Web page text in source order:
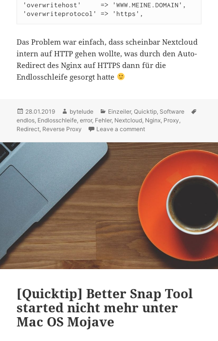
'overwritehost'     => 'WWW.MEINE.DOMAIN',
'overwriteprotocol' => 'https',
Das Problem war einfach, dass scheinbar Nextcloud
intern auf HTTP gehen wollte, was durch den Auto-
Redirect des Nginx auf HTTPS dann für die
Endlosschleife gesorgt hatte
Posted
on
28.01.2019 Author
bytelude Categories
Einzeiler,Quicktip, Software
endlos, Endlosschleife,error, Fehler, Nextcloud, Nginx, Proxy,
Redirect, Reverse Proxy Leave a comment
[Quicktip] Better Snap Tool
started nicht mehr unter
Mac OS Mojave